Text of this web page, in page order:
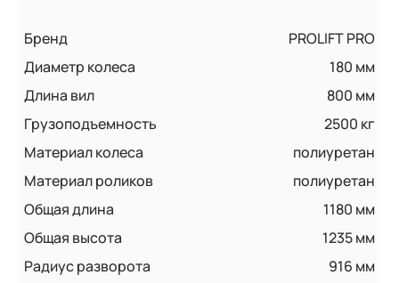
Бренд
PROLIFT PRO
Диаметр колеса
180 мм
Длина вил
800 мм
Грузоподъемность
2500 кг
Материал колеса
полиуретан
Материал роликов
полиуретан
Общая длина
1180 мм
Общая высота
1235 мм
Радиус разворота
916 мм